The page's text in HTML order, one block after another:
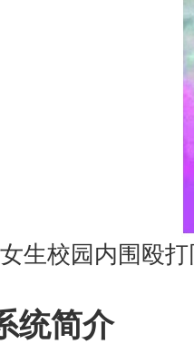
女生校园内围殴
统简介